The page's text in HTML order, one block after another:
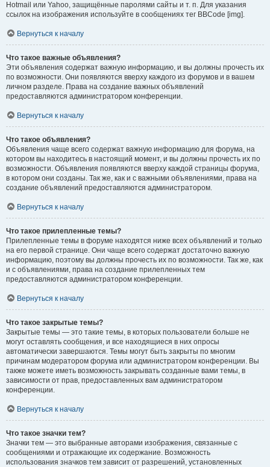
Hotmail или Yahoo, защищённые паролями сайты и т. п. Для указания
ссылок на изображения используйте в сообщениях тег BBCode [img].
Вернуться к началу
Что такое важные объявления?
Эти объявления содержат важную информацию, и вы должны прочесть их
по возможности. Они появляются вверху каждого из форумов и в вашем
личном разделе. Права на создание важных объявлений
предоставляются администратором конференции.
Вернуться к началу
Что такое объявления?
Объявления чаще всего содержат важную информацию для форума, на
котором вы находитесь в настоящий момент, и вы должны прочесть их по
возможности. Объявления появляются вверху каждой страницы форума,
в котором они созданы. Так же, как и с важными объявлениями, права на
создание объявлений предоставляются администратором.
Вернуться к началу
Что такое прилепленные темы?
Прилепленные темы в форуме находятся ниже всех объявлений и только
на его первой странице. Они чаще всего содержат достаточно важную
информацию, поэтому вы должны прочесть их по возможности. Так же, как
и с объявлениями, права на создание прилепленных тем
предоставляются администратором конференции.
Вернуться к началу
Что такое закрытые темы?
Закрытые темы — это такие темы, в которых пользователи больше не
могут оставлять сообщения, и все находящиеся в них опросы
автоматически завершаются. Темы могут быть закрыты по многим
причинам модератором форума или администратором конференции. Вы
также можете иметь возможность закрывать созданные вами темы, в
зависимости от прав, предоставленных вам администратором
конференции.
Вернуться к началу
Что такое значки тем?
Значки тем — это выбранные авторами изображения, связанные с
сообщениями и отражающие их содержание. Возможность
использования значков тем зависит от разрешений, установленных